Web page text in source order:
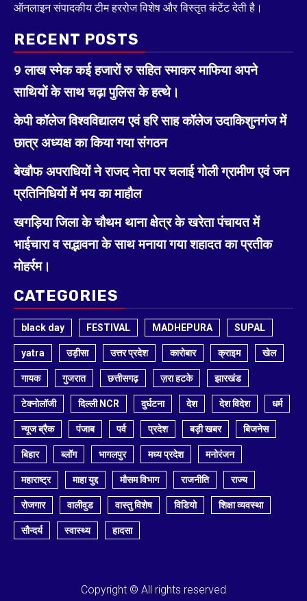
ऑनलाइन संपादकीय टीम हररोज विशेष और विस्तृत कंटेंट देती है।
RECENT POSTS
9 लाख स्मेक कई हजारों रु सहित स्माकर माफिया अपने
साथियों के साथ चढ़ा पुलिस के हत्थे।
केपी कॉलेज विश्वविद्यालय एवं हरि साह कॉलेज उदाकिशुनगंज में
छात्र अध्यक्ष का किया गया संगठन
बेखौफ अपराधियों ने राजद नेता पर चलाई गोली ग्रामीण एवं जन
प्रतिनिधियों में भय का माहौल
खगड़िया जिला के चौथम थाना क्षेत्र के खरेता पंचायत में
भाईचारा व सद्भावना के साथ मनाया गया शहादत का प्रतीक
मोहर्रम।
CATEGORIES
black day FESTIVAL MADHEPURA SUPAL
yatra उड़ीसा उत्तर प्रदेश कारोबार क्राइम खेल
गायक गुजरात छत्तीसगढ़ ज़रा हटके झारखंड
टेक्नोलॉजी दिल्ली NCR दुर्घटना देश देश विदेश धर्म
न्यूज ब्रैक पंजाब पर्व प्रदेश बड़ी खबर बिजनेस
बिहार ब्लॉग भागलपुर मध्य प्रदेश मनोरंजन
महाराष्ट्र माहा युद्द मौसम विभाग राजनीति राज्य
रोजगार वालीवुड वास्तु विशेष विडियो शिक्षा व्यवस्था
सौन्दर्य स्वास्थ्य हादसा
Copyright © All rights reserved